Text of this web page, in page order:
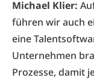
Michael Klier:
führen wir auch
eine
Unternehmen
Prozesse, damit